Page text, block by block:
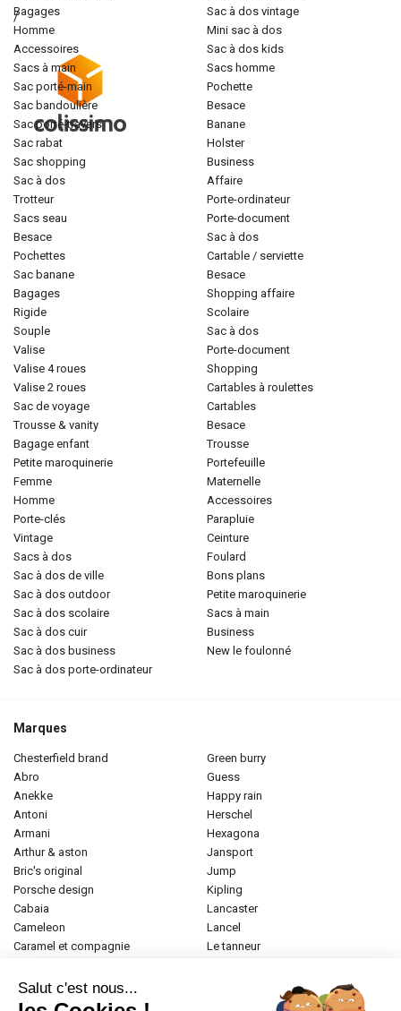
/ bagages
homme
accessoires
sacs à main
sac porté-main
sac bandoulière
sac porté-travers
sac rabat
sac shopping
sac à dos
trotteur
sacs seau
besace
pochettes
sac banane
bagages
rigide
souple
valise
valise 4 roues
valise 2 roues
sac de voyage
trousse & vanity
bagage enfant
petite maroquinerie
femme
homme
porte-clés
vintage
sacs à dos
sac à dos de ville
sac à dos outdoor
sac à dos scolaire
sac à dos cuir
sac à dos business
sac à dos porte-ordinateur
sac à dos vintage
mini sac à dos
sac à dos kids
sacs homme
pochette
besace
banane
holster
business
affaire
porte-ordinateur
porte-document
sac à dos
cartable / serviette
besace
shopping affaire
scolaire
sac à dos
porte-document
shopping
cartables à roulettes
cartables
besace
trousse
portefeuille
maternelle
accessoires
parapluie
ceinture
foulard
bons plans
petite maroquinerie
sacs à main
business
new le foulonné
Marques
chesterfield brand
abro
anekke
antoni
armani
arthur & aston
bric's original
porsche design
cabaia
cameleon
caramel et compagnie
donna celi
eastpak
green burry
guess
happy rain
herschel
hexagona
jansport
jump
kipling
lancaster
lancel
le tanneur
Salut c'est nous...